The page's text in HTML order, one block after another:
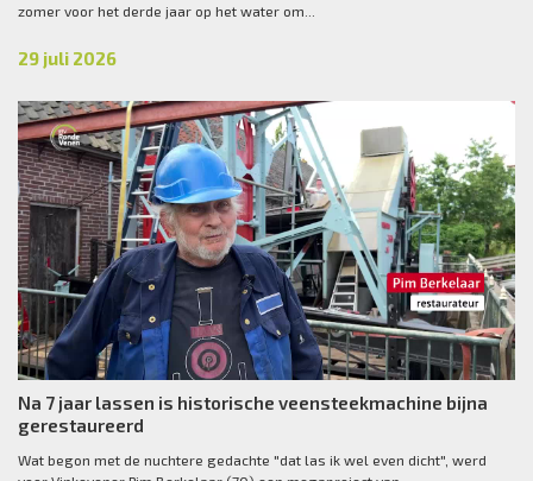
zomer voor het derde jaar op het water om...
29 juli 2026
Na 7 jaar lassen is historische veensteekmachine bijna
gerestaureerd
Wat begon met de nuchtere gedachte "dat las ik wel even dicht", werd